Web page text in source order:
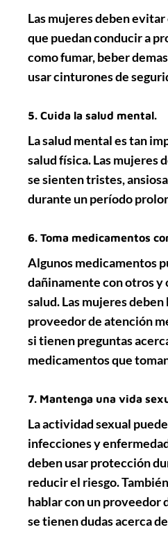
Las mujeres deben
que puedan conducir a
como fumar, beber
usar cinturones de
5. Cuida la salud mental.
La salud mental es tan
salud física. Las mujeres
se sienten tristes,
durante un período
6. Toma medicamentos
Algunos medicamentos
dañinamente con otros y
salud. Las mujeres deben
proveedor de atención
si tienen preguntas
medicamentos que
7. Mantenga una vida
La actividad sexual
infecciones y
deben usar protección
reducir el riesgo.
hablar con un proveedor
se tienen dudas acerca